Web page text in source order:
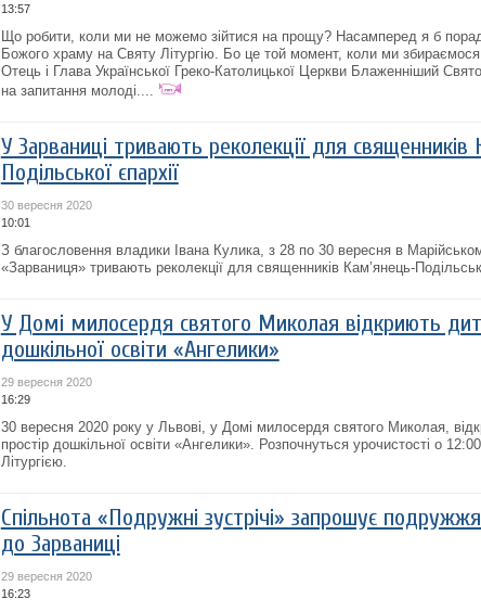
13:57
Що робити, коли ми не можемо зійтися на прощу? Насамперед я б
Божого храму на Святу Літургію. Бо це той момент, коли ми
Отець і Глава Української Греко-Католицької Церкви Блаженніший
на запитання молоді....
У Зарваниці тривають реколекції для священників
Подільської єпархії
30 вересня 2020
10:01
З благословення владики Івана Кулика, з 28 по 30 вересня в
«Зарваниця» тривають реколекції для священників Кам’янець-
У Домі милосердя святого Миколая відкриють
дошкільної освіти «Ангелики»
29 вересня 2020
16:29
30 вересня 2020 року у Львові, у Домі милосердя святого Миколая,
простір дошкільної освіти «Ангелики». Розпочнуться урочистості о
Літургією.
Спільнота «Подружні зустрічі» запрошує
до Зарваниці
29 вересня 2020
16:23